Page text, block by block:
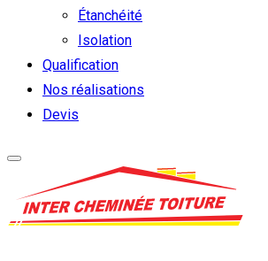
Étanchéité
Isolation
Qualification
Nos réalisations
Devis